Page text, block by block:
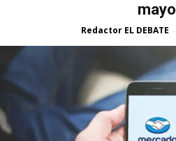
mayo
Redactor EL DEBATE -